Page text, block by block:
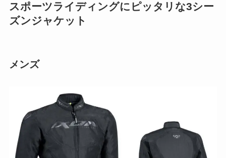
スポーツライディングにピッタリな3シー
ズンジャケット
メンズ